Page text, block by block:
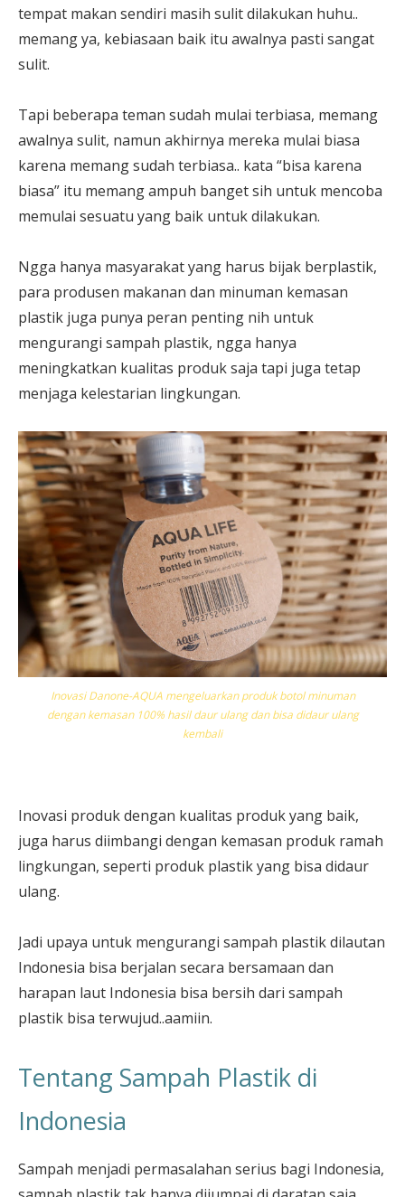
tempat makan sendiri masih sulit dilakukan huhu..
memang ya, kebiasaan baik itu awalnya pasti sangat
sulit.
Tapi beberapa teman sudah mulai terbiasa, memang
awalnya sulit, namun akhirnya mereka mulai biasa
karena memang sudah terbiasa.. kata “bisa karena
biasa” itu memang ampuh banget sih untuk mencoba
memulai sesuatu yang baik untuk dilakukan.
Ngga hanya masyarakat yang harus bijak berplastik,
para produsen makanan dan minuman kemasan
plastik juga punya peran penting nih untuk
mengurangi sampah plastik, ngga hanya
meningkatkan kualitas produk saja tapi juga tetap
menjaga kelestarian lingkungan.
Inovasi Danone-AQUA mengeluarkan produk botol minuman
dengan kemasan 100% hasil daur ulang dan bisa didaur ulang
kembali
Inovasi produk dengan kualitas produk yang baik,
juga harus diimbangi dengan kemasan produk ramah
lingkungan, seperti produk plastik yang bisa didaur
ulang.
Jadi upaya untuk mengurangi sampah plastik dilautan
Indonesia bisa berjalan secara bersamaan dan
harapan laut Indonesia bisa bersih dari sampah
plastik bisa terwujud..aamiin.
Tentang Sampah Plastik di
Indonesia
Sampah menjadi permasalahan serius bagi Indonesia,